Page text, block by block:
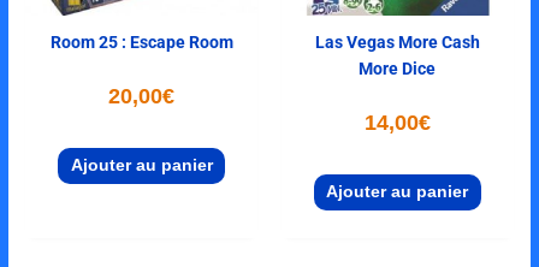
Room 25 : Escape Room
20,00€
Ajouter au panier
Las Vegas More Cash
More Dice
14,00€
Ajouter au panier